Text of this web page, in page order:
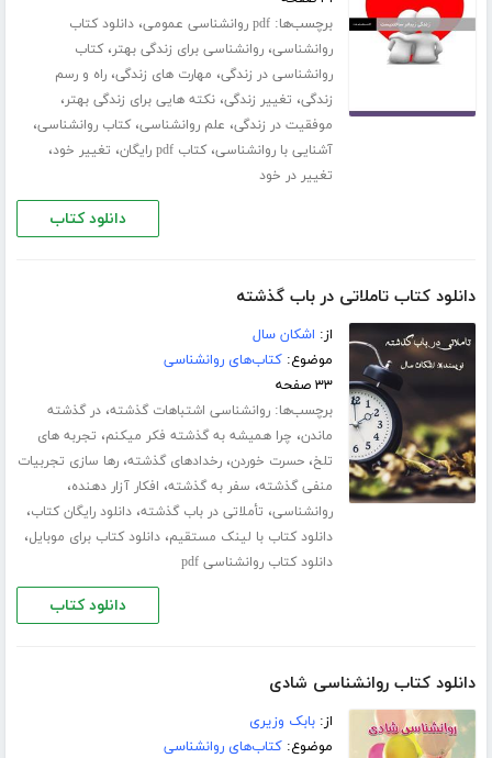
برچسب‌ها:pdf روانشناسی عمومی ،دانلود کتاب
روانشناسی،روانشناسی برای زندگی بهتر،کتاب
روانشناسی در زندگی، مهارت های زندگی،راه و رسم
زندگی، تغییر زندگی،نکته هایی برای زندگی بهتر،
موفقیت در زندگی، علم روانشناسی،کتاب روانشناسی،
آشنایی با روانشناسی،کتاب pdf رایگان ، تغییر خود،
تغییر در خود
دانلود کتاب
دانلود کتاب تاملاتی در باب گذشته
از: اشکان سال
موضوع:کتاب‌های روانشناسی
۳۳ صفحه
برچسب‌ها:روانشناسی اشتباهات گذشته،در گذشته
ماندن، چرا همیشه به گذشته فکر میکنم، تجربه های
تلخ،حسرت خوردن،رخدادهای گذشته،رها سازی تجربیات
منفی گذشته، سفر به گذشته، افکار آزار دهنده،
روانشناسی، تأملاتی در باب گذشته،دانلود رایگان کتاب،
دانلود کتاب با لینک مستقیم،دانلود کتاب برای موبایل،
دانلود کتاب روانشناسی pdf
دانلود کتاب
دانلود کتاب روانشناسی شادی
از:بابک وزیری
موضوع:کتاب‌های روانشناسی